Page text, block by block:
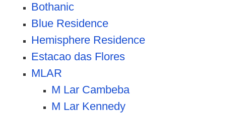
Bothanic
Blue Residence
Hemisphere Residence
Estacao das Flores
MLAR
M Lar Cambeba
M Lar Kennedy